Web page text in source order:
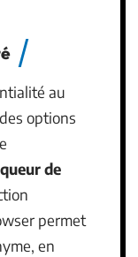
au
options
de
permet
en